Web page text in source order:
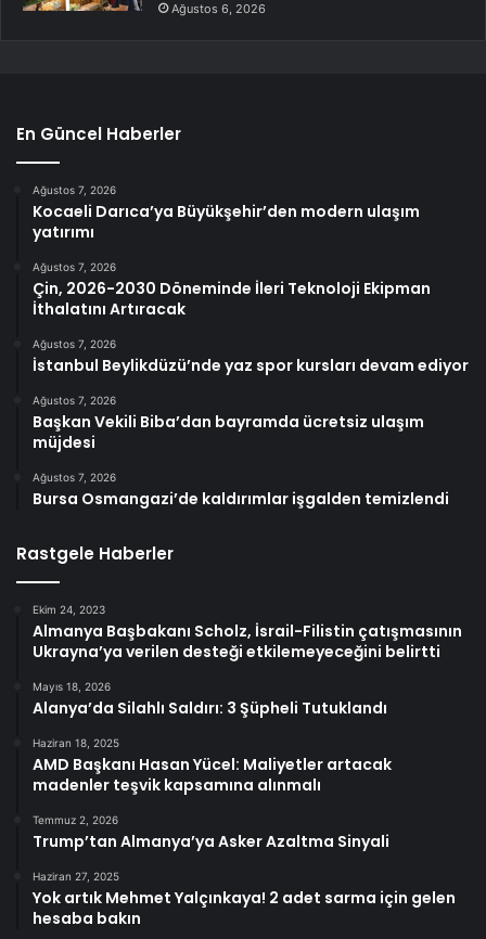
Ağustos 6, 2026
En Güncel Haberler
Ağustos 7, 2026
Kocaeli Darıca’ya Büyükşehir’den modern ulaşım
yatırımı
Ağustos 7, 2026
Çin, 2026-2030 Döneminde İleri Teknoloji Ekipman
İthalatını Artıracak
Ağustos 7, 2026
İstanbul Beylikdüzü’nde yaz spor kursları devam ediyor
Ağustos 7, 2026
Başkan Vekili Biba’dan bayramda ücretsiz ulaşım
müjdesi
Ağustos 7, 2026
Bursa Osmangazi’de kaldırımlar işgalden temizlendi
Rastgele Haberler
Ekim 24, 2023
Almanya Başbakanı Scholz, İsrail-Filistin çatışmasının
Ukrayna’ya verilen desteği etkilemeyeceğini belirtti
Mayıs 18, 2026
Alanya’da Silahlı Saldırı: 3 Şüpheli Tutuklandı
Haziran 18, 2025
AMD Başkanı Hasan Yücel: Maliyetler artacak
madenler teşvik kapsamına alınmalı
Temmuz 2, 2026
Trump’tan Almanya’ya Asker Azaltma Sinyali
Haziran 27, 2025
Yok artık Mehmet Yalçınkaya! 2 adet sarma için gelen
hesaba bakın